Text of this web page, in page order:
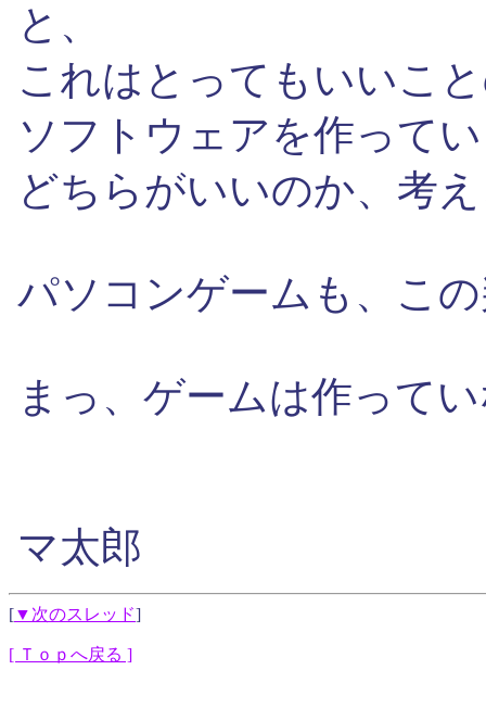
と、
これはとってもいいこ
ソフトウェアを作って
どちらがいいのか、考
パソコンゲームも、こ
まっ、ゲームは作って
マ太郎
[▼次のスレッド]
[ Ｔｏｐへ戻る ]